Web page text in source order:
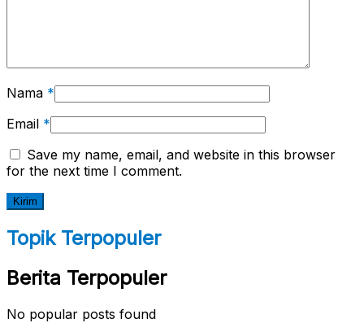
Nama *
Email *
Save my name, email, and website in this browser
for the next time I comment.
Topik Terpopuler
Berita Terpopuler
No popular posts found